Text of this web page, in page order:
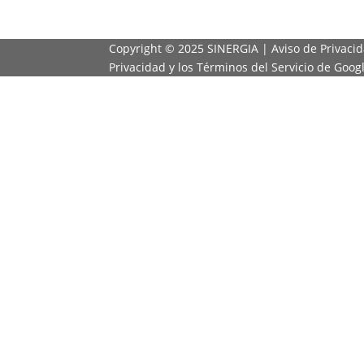
Copyright © 2025 SINERGIA |Aviso de
Privacidad y losTérminos del Servicio de